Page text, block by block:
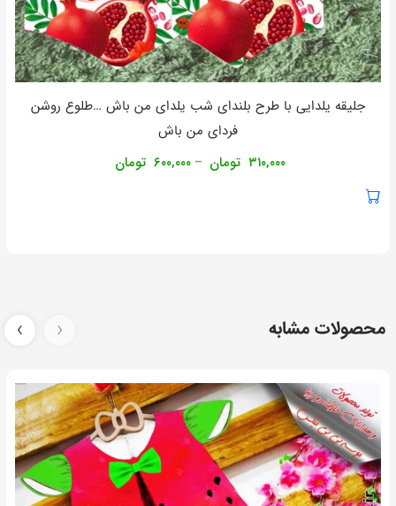
جلیقه یلدایی با طرح بلندای شب یلدای من باش …طلوع روشن
فردای من باش
۳۱۰,۰۰۰ تومان – ۶۰۰,۰۰۰ تومان
محصولات مشابه ‹
›